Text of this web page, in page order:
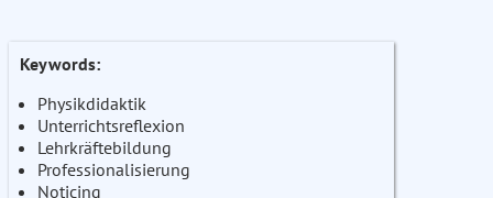
Keywords:
Physikdidaktik
Unterrichtsreflexion
Lehrkräftebildung
Professionalisierung
Noticing